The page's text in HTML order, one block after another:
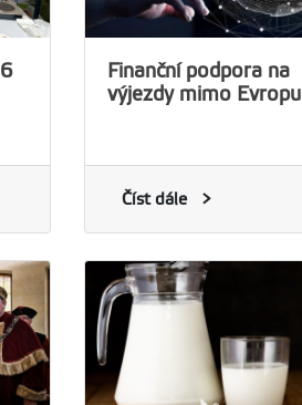
Finanční podpora na
výjezdy mimo Evropu
Číst dále